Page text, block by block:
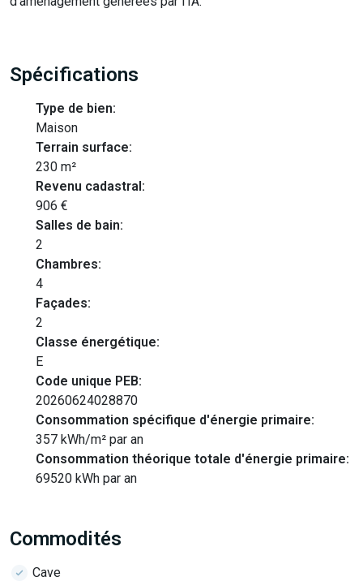
Spécifications
Type de bien:
Maison
Terrain surface:
230 m²
Revenu cadastral:
906 €
Salles de bain:
2
Chambres:
4
Façades:
2
Classe énergétique:
E
Code unique PEB:
20260624028870
Consommation spécifique d'énergie primaire:
357 kWh/m² par an
Consommation théorique totale d'énergie primaire:
69520 kWh par an
Commodités
Cave